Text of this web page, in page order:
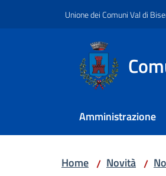
Unione dei Comuni Val di
Amministrazione
Home / Novità /